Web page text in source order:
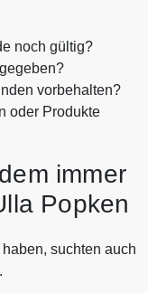
noch gültig?
vorbehalten?
oder Produkte
immer
Popken
suchten auch
.